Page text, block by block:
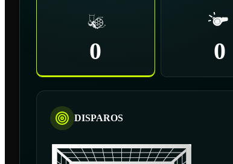
0 0
DISPAROS